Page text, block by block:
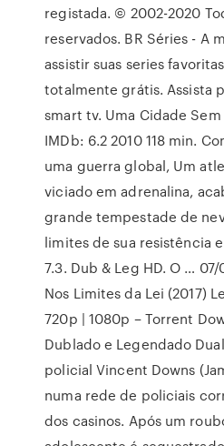
registada. © 2002-2020
reservados. BR Séries - A
assistir suas series
totalmente grátis. Assista
smart tv. Uma Cidade
IMDb: 6.2 2010 118 min.
uma guerra global, Um
viciado em adrenalina,
grande tempestade de
limites de sua resistência
7.3. Dub & Leg HD. O … 07/
Nos Limites da Lei (2017)
720p | 1080p – Torrent
Dublado e Legendado
policial Vincent Downs
numa rede de policiais
dos casinos. Após um